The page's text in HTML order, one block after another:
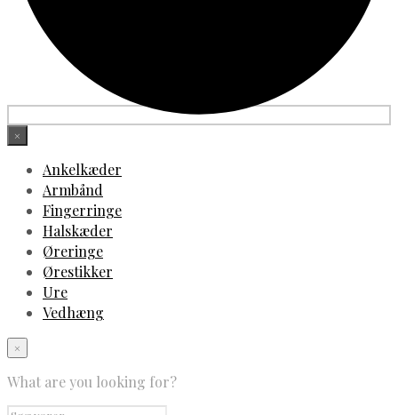
×
Ankelkæder
Armbånd
Fingerringe
Halskæder
Øreringe
Ørestikker
Ure
Vedhæng
×
What are you looking for?